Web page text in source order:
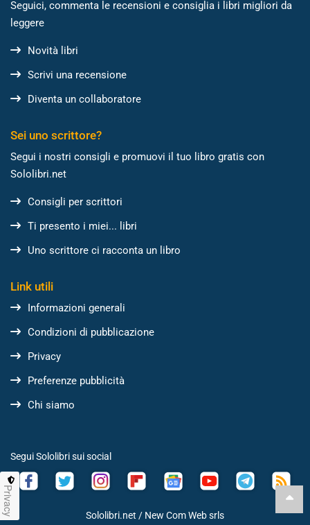
Seguici, commenta le recensioni e consiglia i libri migliori da
leggere
Novità libri
Scrivi una recensione
Diventa un collaboratore
Sei uno scrittore?
Segui i nostri consigli e promuovi il tuo libro gratis con
Sololibri.net
Consigli per scrittori
Ti presento i miei... libri
Uno scrittore ci racconta un libro
Link utili
Informazioni generali
Condizioni di pubblicazione
Privacy
Preferenze pubblicità
Chi siamo
Segui Sololibri sui social
Sololibri.net / New Com Web srls
Privacy